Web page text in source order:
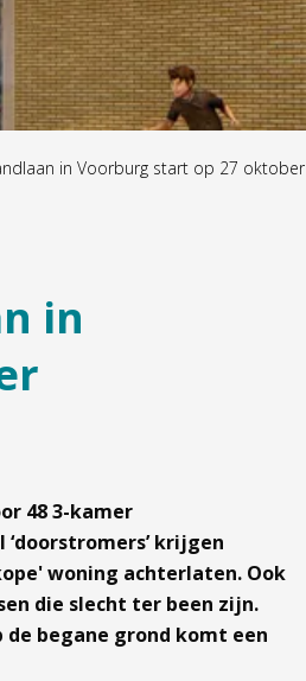
in Voorburg start op 27 oktober
in
48 3-kamer
‘doorstromers’ krijgen
woning achterlaten. Ook
die slecht ter been zijn.
begane grond komt een